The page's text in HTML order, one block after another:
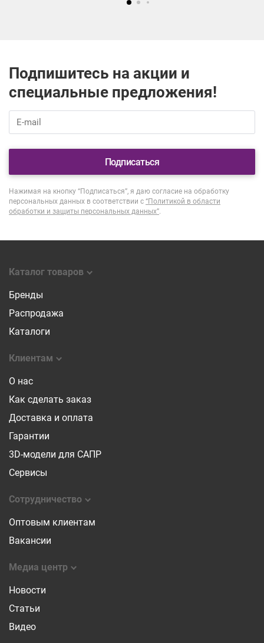
Подпишитесь на акции и
специальные предложения!
Подписаться
Нажимая на кнопку “Подписаться”, я даю согласие на обработку
персональных данных в соответствии с “Политикой в области
обработки и защиты персональных данных”.
Каталог товаров
Бренды
Распродажа
Каталоги
Клиентам
О нас
Как сделать заказ
Доставка и оплата
Гарантии
3D-модели для САПР
Сервисы
Сотрудничество
Оптовым клиентам
Вакансии
Медиа центр
Новости
Статьи
Видео